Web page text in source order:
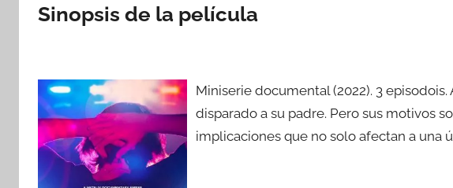
r
Sinopsis de la película
Miniserie documental (2022). 3
disparado a su padre. Pero sus motivos
implicaciones que no solo afectan a una